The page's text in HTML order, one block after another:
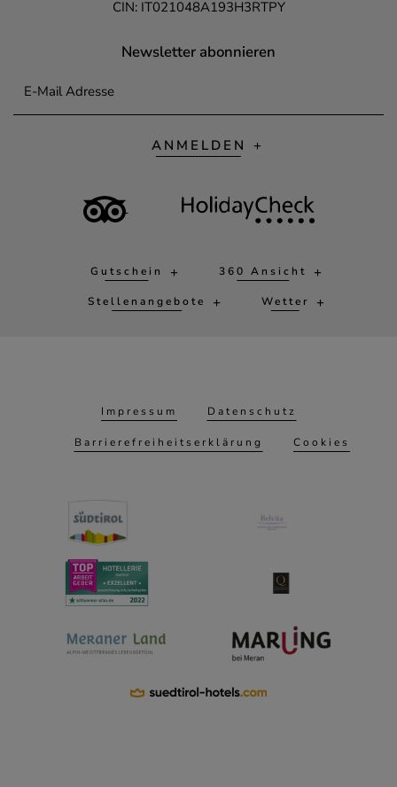
CIN: IT021048A193H3RTPY
Newsletter abonnieren
E-Mail Adresse
ANMELDEN
Gutschein 360 Ansicht
Stellenangebote Wetter
Impressum Datenschutz
Barrierefreiheitserklärung Cookies